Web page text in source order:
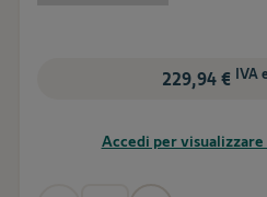
229,94 € IVA
Accedi per